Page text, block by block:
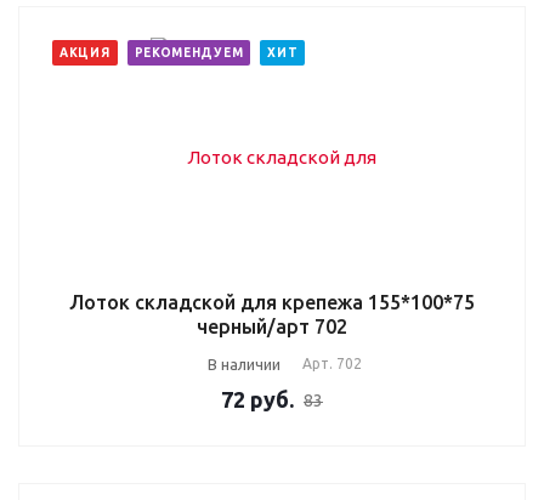
АКЦИЯ РЕКОМЕНДУЕМ ХИТ
Лоток складской для крепежа 155*100*75
черный/арт 702
В наличии Арт. 702
72 руб. 83